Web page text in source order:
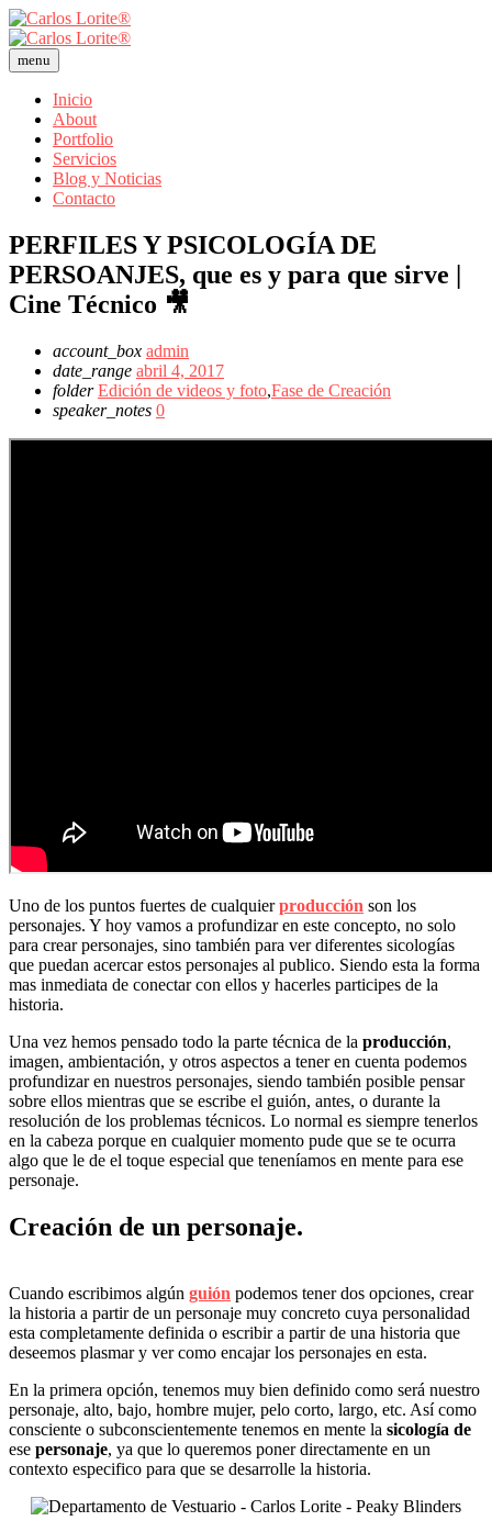
menu
Inicio
About
Portfolio
Servicios
Blog y Noticias
Contacto
PERFILES Y PSICOLOGÍA DE
PERSOANJES, que es y para que sirve |
Cine Técnico 🎥
account_box admin
date_range abril 4, 2017
folder Edición de videos y foto,Fase de Creación
speaker_notes 0
Uno de los puntos fuertes de cualquierproducción son los
personajes. Y hoy vamos a profundizar en este concepto, no solo
para crear personajes, sino también para ver diferentes sicologías
que puedan acercar estos personajes al publico. Siendo esta la forma
mas inmediata de conectar con ellos y hacerles participes de la
historia.
Una vez hemos pensado todo la parte técnica de la producción,
imagen, ambientación, y otros aspectos a tener en cuenta podemos
profundizar en nuestros personajes, siendo también posible pensar
sobre ellos mientras que se escribe el guión, antes, o durante la
resolución de los problemas técnicos. Lo normal es siempre tenerlos
en la cabeza porque en cualquier momento pude que se te ocurra
algo que le de el toque especial que teneníamos en mente para ese
personaje.
Creación de un personaje.
Cuando escribimos algún guión podemos tener dos opciones, crear
la historia a partir de un personaje muy concreto cuya personalidad
esta completamente definida o escribir a partir de una historia que
deseemos plasmar y ver como encajar los personajes en esta.
En la primera opción, tenemos muy bien definido como será nuestro
personaje, alto, bajo, hombre mujer, pelo corto, largo, etc. Así como
consciente o subconscientemente tenemos en mente la sicología de
ese personaje, ya que lo queremos poner directamente en un
contexto especifico para que se desarrolle la historia.